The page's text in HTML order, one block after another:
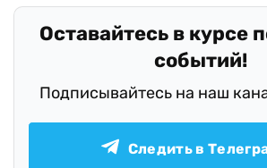
Оставайтесь в курсе
событий!
Подписывайтесь на наш
Следить в